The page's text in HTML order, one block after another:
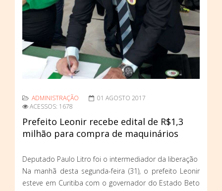
ADMINISTRAÇÃO
01 AGOSTO 2017
ACESSOS: 1678
Prefeito Leonir recebe edital de R$1,3
milhão para compra de maquinários
Deputado Paulo Litro foi o intermediador da liberação
Na manhã desta segunda-feira (31), o prefeito Leonir
esteve em Curitiba com o governador do Estado Beto